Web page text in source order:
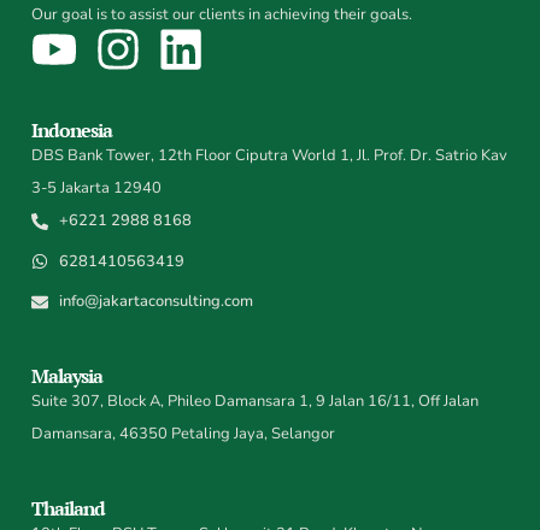
Our goal is to assist our clients in achieving their goals.
Indonesia
DBS Bank Tower, 12th Floor Ciputra World 1, Jl. Prof. Dr. Satrio Kav
3-5 Jakarta 12940
+6221 2988 8168
6281410563419
info@jakartaconsulting.com
Malaysia
Suite 307, Block A, Phileo Damansara 1, 9 Jalan 16/11, Off Jalan
Damansara, 46350 Petaling Jaya, Selangor
Thailand